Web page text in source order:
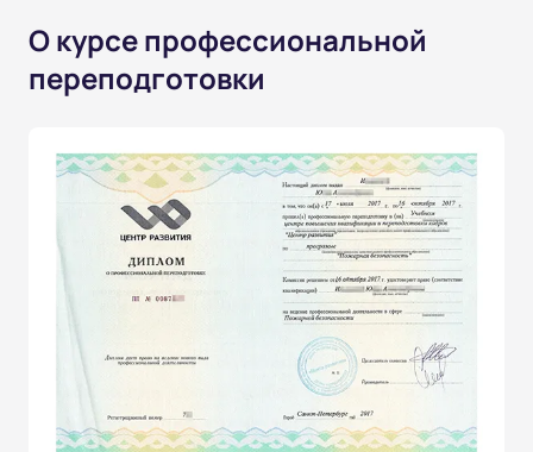
О курсе профессиональной
переподготовки